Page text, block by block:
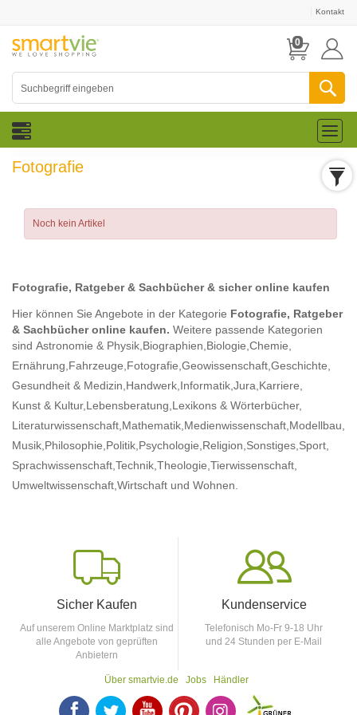
Kontakt
0
Fotografie
Noch kein Artikel
Fotografie, Ratgeber & Sachbücher & sicher online kaufen
Hier können Sie Angebote in der Kategorie Fotografie, Ratgeber
& Sachbücher online kaufen. Weitere passende Kategorien
sind Astronomie & Physik, Biographien, Biologie, Chemie,
Ernährung, Fahrzeuge, Fotografie, Geowissenschaft, Geschichte,
Gesundheit & Medizin, Handwerk, Informatik, Jura, Karriere,
Kunst & Kultur, Lebensberatung, Lexikons & Wörterbücher,
Literaturwissenschaft, Mathematik, Medienwissenschaft, Modellbau,
Musik, Philosophie, Politik, Psychologie, Religion, Sonstiges, Sport,
Sprachwissenschaft, Technik, Theologie, Tierwissenschaft,
Umweltwissenschaft, Wirtschaft und Wohnen.
Sicher Kaufen
Auf unserem Online Marktplatz sind
alle Angebote von geprüften
Anbietern
Kundenservice
Telefonisch Mo-Fr 9-18 Uhr
und 24 Stunden per E-Mail
Über smartvie.de Jobs Händler
F T Y p